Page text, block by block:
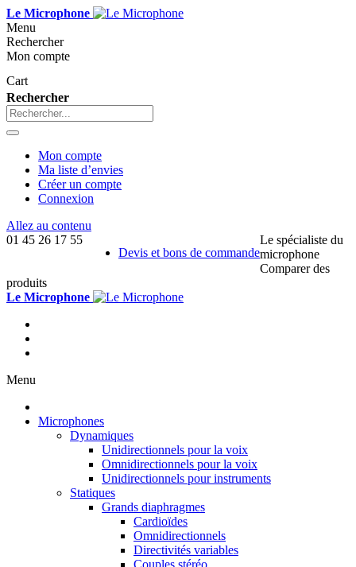
Le Microphone
Menu
Rechercher
Mon compte
Cart
Rechercher
Mon compte
Ma liste d’envies
Créer un compte
Connexion
Allez au contenu
01 45 26 17 55
Devis et bons de commande
Le spécialiste du
microphone
Comparer des
produits
Le Microphone
Menu
Microphones
Dynamiques
Unidirectionnels pour la voix
Omnidirectionnels pour la voix
Unidirectionnels pour instruments
Statiques
Grands diaphragmes
Cardioïdes
Omnidirectionnels
Directivités variables
Couples stéréo